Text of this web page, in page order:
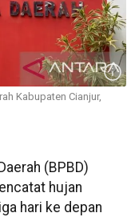
Kabupaten Cianjur,
(BPBD)
hujan
hari ke depan